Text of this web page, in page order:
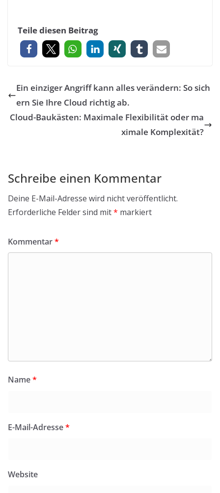
Teile diesen Beitrag
Ein einziger Angriff kann alles verändern: So sich
ern Sie Ihre Cloud richtig ab.
Cloud-Baukästen: Maximale Flexibilität oder ma
ximale Komplexität?
Schreibe einen Kommentar
Deine E-Mail-Adresse wird nicht veröffentlicht.
Erforderliche Felder sind mit* markiert
Kommentar*
Name*
E-Mail-Adresse*
Website